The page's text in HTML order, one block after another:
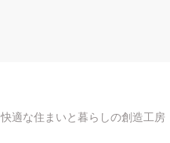
快適な住まいと暮らしの創造工房